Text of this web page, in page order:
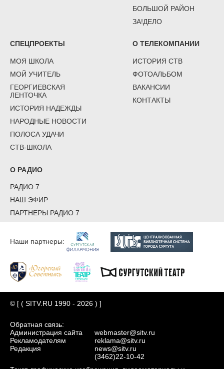
БОЛЬШОЙ РАЙОН
ЗА!ДЕЛО
СПЕЦПРОЕКТЫ
МОЯ ШКОЛА
МОЙ УЧИТЕЛЬ
ГЕОРГИЕВСКАЯ
ЛЕНТОЧКА
ИСТОРИЯ НАДЕЖДЫ
НАРОДНЫЕ НОВОСТИ
ПОЛОСА УДАЧИ
СТВ-ШКОЛА
О ТЕЛЕКОМПАНИИ
ИСТОРИЯ СТВ
ФОТОАЛЬБОМ
ВАКАНСИИ
КОНТАКТЫ
О РАДИО
РАДИО 7
НАШ ЭФИР
ПАРТНЕРЫ РАДИО 7
Наши партнеры:
© [ ( SITV.RU 1990 - 2026 ) ]
Обратная связь:
Администрация сайта
Рекламодателям
Редакция
webmaster@sitv.ru
reklama@sitv.ru
news@sitv.ru
(3462)22-10-42